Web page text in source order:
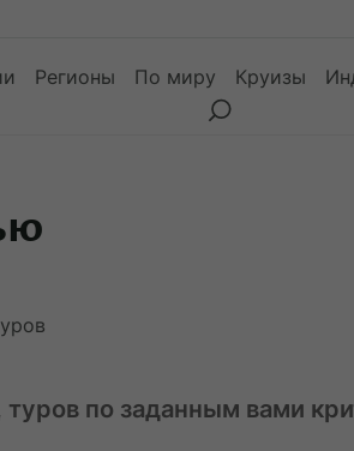
Регионы По миру Круизы
туров по заданным вами